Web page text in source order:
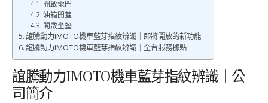
開啟電門
油箱開蓋
開啟坐墊
誼騰動力IMOTO機車藍芽指紋辨識｜即將開放的新功能
誼騰動力IMOTO機車藍芽指紋辨識｜全台服務據點
誼騰動力IMOTO機車藍芽指紋辨識｜公
司簡介